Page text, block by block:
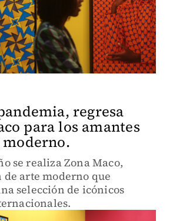
regresa
para los amantes
se realiza Zona Maco,
de arte moderno que
selección de icónicos